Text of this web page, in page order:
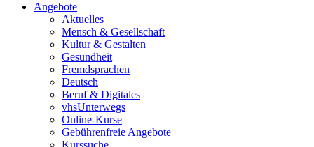
Angebote
Aktuelles
Mensch & Gesellschaft
Kultur & Gestalten
Gesundheit
Fremdsprachen
Deutsch
Beruf & Digitales
vhsUnterwegs
Online-Kurse
Gebührenfreie Angebote
Kurssuche